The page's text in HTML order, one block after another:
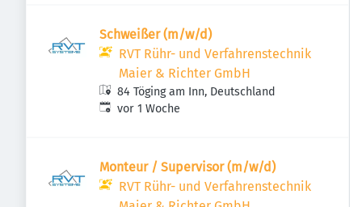
Schweißer (m/w/d)
RVT Rühr- und Verfahrenstechnik
Maier & Richter GmbH
84 Töging am Inn, Deutschland
Veröffentlicht:
vor 1 Woche
Monteur / Supervisor (m/w/d)
RVT Rühr- und Verfahrenstechnik